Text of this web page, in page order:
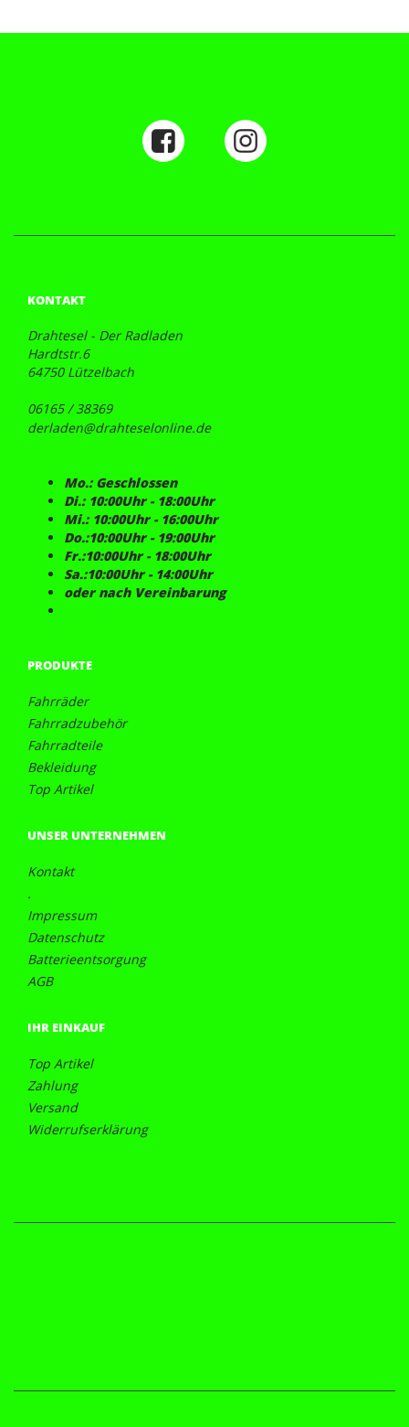
KONTAKT
Drahtesel - Der Radladen
Hardtstr.6
64750 Lützelbach
06165 / 38369
derladen@drahteselonline.de
Mo.: Geschlossen
Di.: 10:00Uhr - 18:00Uhr
Mi.: 10:00Uhr - 16:00Uhr
Do.:10:00Uhr - 19:00Uhr
Fr.:10:00Uhr - 18:00Uhr
Sa.:10:00Uhr - 14:00Uhr
oder nach Vereinbarung
PRODUKTE
Fahrräder
Fahrradzubehör
Fahrradteile
Bekleidung
Top Artikel
UNSER UNTERNEHMEN
Kontakt
.
Impressum
Datenschutz
Batterieentsorgung
AGB
IHR EINKAUF
Top Artikel
Zahlung
Versand
Widerrufserklärung